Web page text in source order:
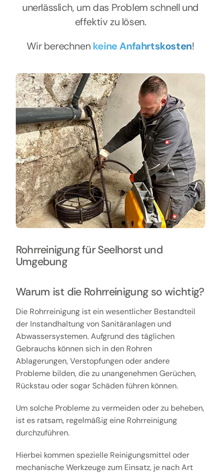
unerlässlich, um das Problem schnell und
effektiv zu lösen.
Wir berechnenkeine Anfahrtskosten!
Rohrreinigung für Seelhorst und
Umgebung
Warum ist die Rohrreinigung so wichtig?
Die Rohrreinigung ist ein wesentlicher Bestandteil
der Instandhaltung von Sanitäranlagen und
Abwassersystemen. Aufgrund des täglichen
Gebrauchs können sich in den Rohren
Ablagerungen, Verstopfungen oder andere
Probleme bilden, die zu unangenehmen Gerüchen,
Rückstau oder sogar Schäden führen können.
Um solche Probleme zu vermeiden oder zu beheben,
ist es ratsam, regelmäßig eine Rohrreinigung
durchzuführen.
Hierbei kommen spezielle Reinigungsmittel oder
mechanische Werkzeuge zum Einsatz, je nach Art